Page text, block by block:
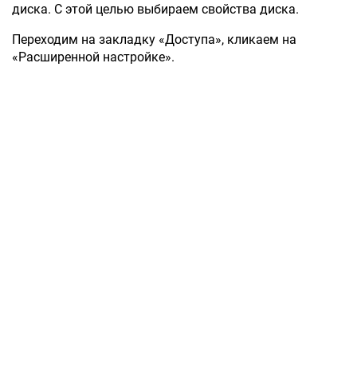
диска. С этой целью выбираем свойства диска.
Переходим на закладку «Доступа», кликаем на
«Расширенной настройке».